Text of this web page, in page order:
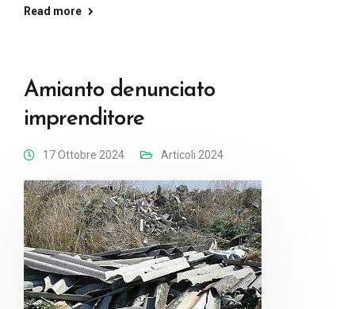
Read more
Amianto denunciato
imprenditore
17 Ottobre 2024 Articoli 2024